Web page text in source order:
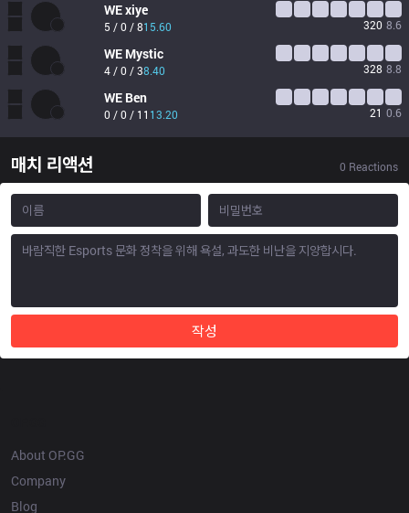
WExiye
5 / 0 / 815.60 320 8.6
WE Mystic
4 / 0 / 38.40 328 8.8
WE Ben
0 / 0 / 11 13.20 21 0.6
매치 리액션 0 Reactions
작성
About OP.GG
Company
Blog